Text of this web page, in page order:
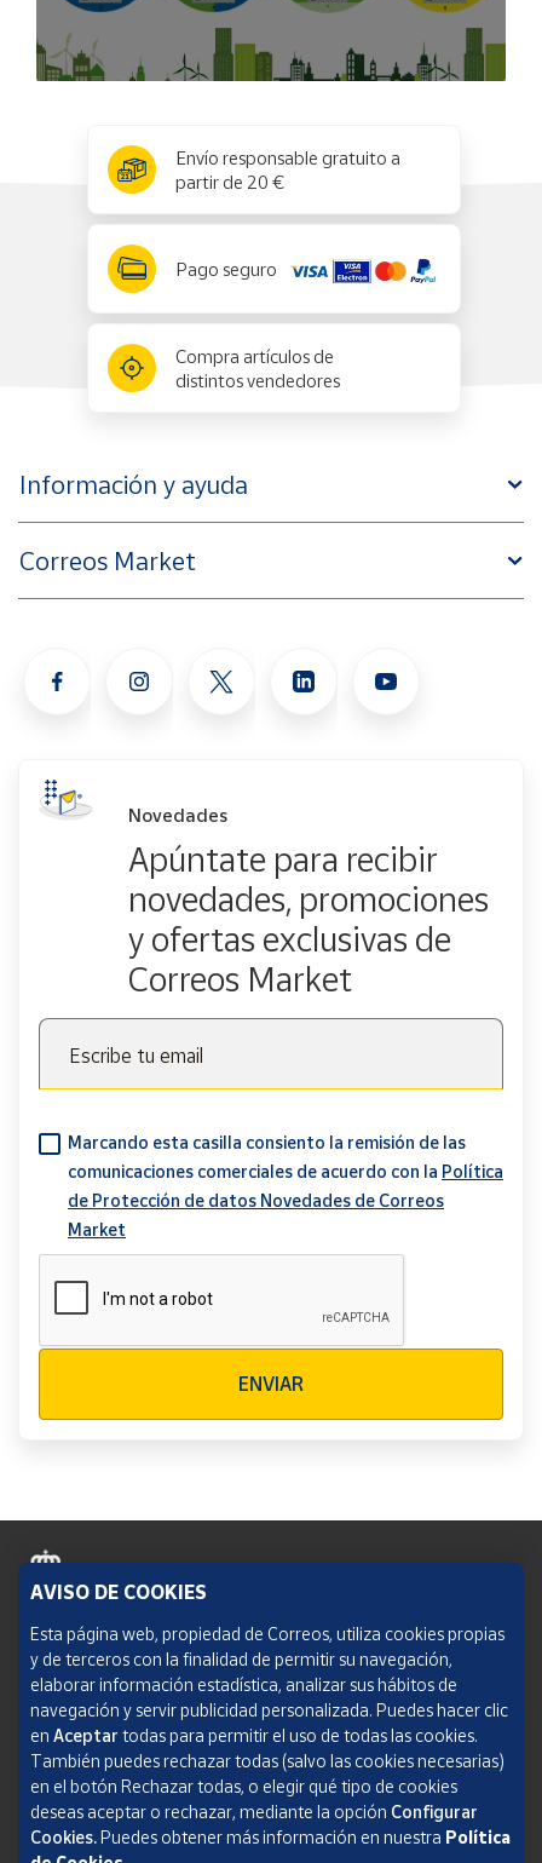
Envío responsable gratuito a
partir de 20 €
Pago seguro
Compra artículos de
distintos vendedores
Información y ayuda
Correos Market
Novedades
Apúntate para recibir
novedades, promociones
y ofertas exclusivas de
Correos Market
Escribe tu email
Marcando esta casilla consiento la remisión de las
comunicaciones comerciales de acuerdo con la Política
de Protección de datos Novedades de Correos
Market
ENVIAR
Política de cookies
Aviso legal
Condiciones del servicio
Política de Privacidad Web
Informe de transparencia
AVISO DE COOKIES
Esta página web, propiedad de Correos, utiliza cookies propias
y de terceros con la finalidad de permitir su navegación,
elaborar información estadística, analizar sus hábitos de
navegación y servir publicidad personalizada. Puedes hacer clic
en Aceptar todas para permitir el uso de todas las cookies.
También puedes rechazar todas (salvo las cookies necesarias)
en el botón Rechazar todas, o elegir qué tipo de cookies
deseas aceptar o rechazar, mediante la opción Configurar
Cookies.Puedes obtener más información en nuestra Política